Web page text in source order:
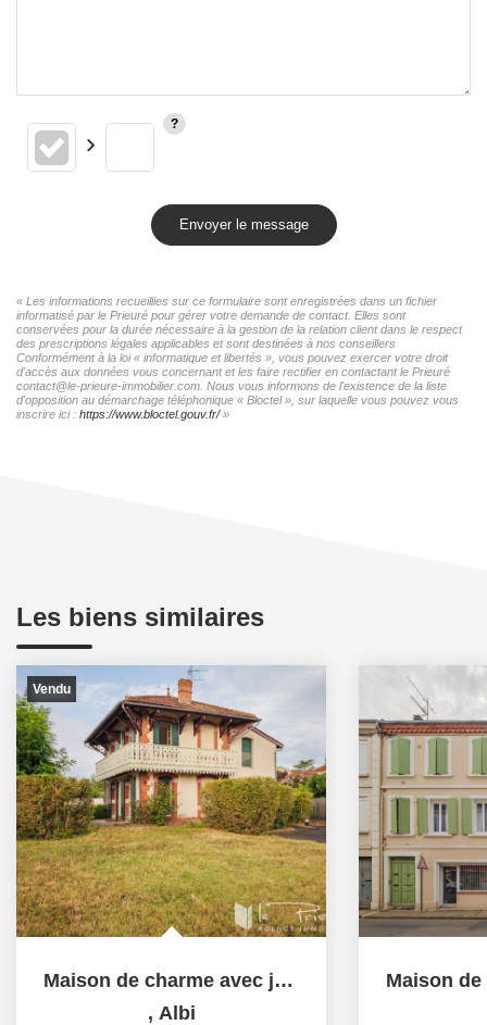
Envoyer le message
« Les informations recueillies sur ce formulaire sont enregistrées dans un fichier
informatisé par le Prieuré pour gérer votre demande de contact. Elles sont
conservées pour la durée nécessaire à la gestion de la relation client dans le respect
des prescriptions légales applicables et sont destinées à nos conseillers
Conformément à la loi « informatique et libertés », vous pouvez exercer votre droit
d'accès aux données vous concernant et les faire rectifier en contactant le Prieuré
contact@le-prieure-immobilier.com. Nous vous informons de l'existence de la liste
d'opposition au démarchage téléphonique « Bloctel », sur laquelle vous pouvez vous
inscrire ici : https://www.bloctel.gouv.fr/»
Les biens similaires
Vendu
Maison de charme avec jardin, dépendance et garage .Coup de...
, Albi